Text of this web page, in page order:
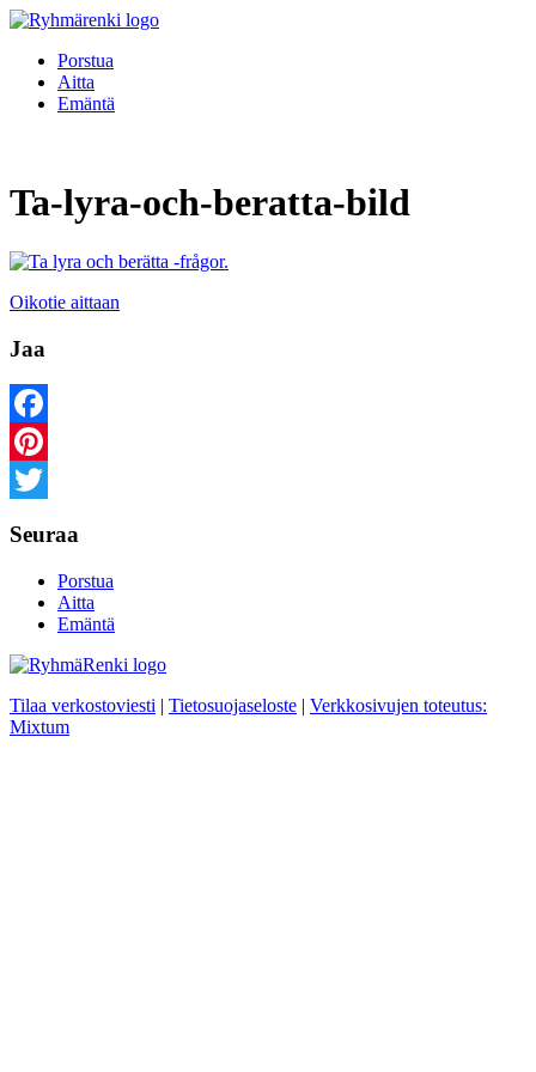
Porstua
Aitta
Emäntä
Ta-lyra-och-beratta-bild
Oikotie aittaan
Jaa
Facebook
Pinterest
Seuraa
Porstua
Aitta
Emäntä
Tilaa verkostoviesti | Tietosuojaseloste | Verkkosivujen toteutus:
Mixtum